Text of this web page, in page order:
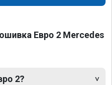
Евро 2 Mercedes
2?